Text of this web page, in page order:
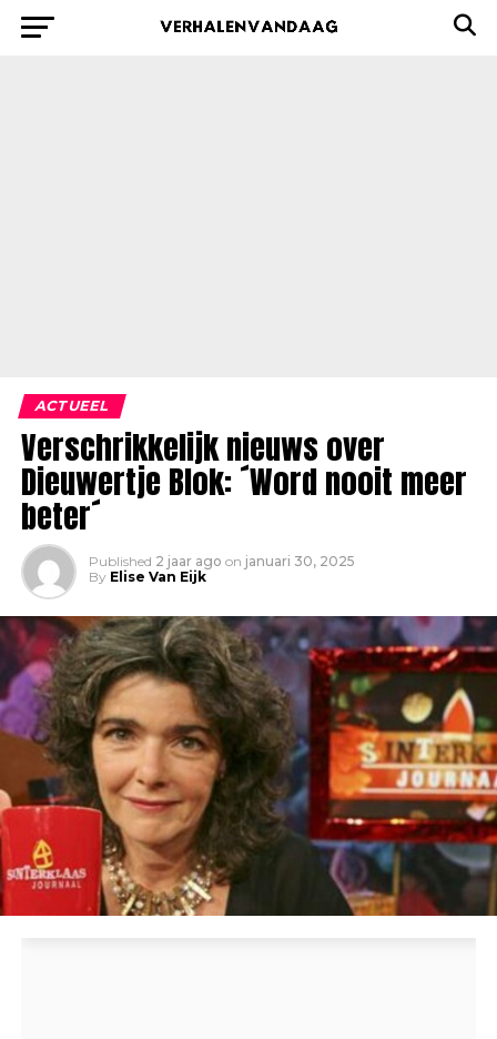
ACTUEEL
Verschrikkelijk nieuws over
Dieuwertje Blok: ´Word nooit meer
beter´
Published 2 jaar ago on januari 30, 2025
By Elise Van Eijk